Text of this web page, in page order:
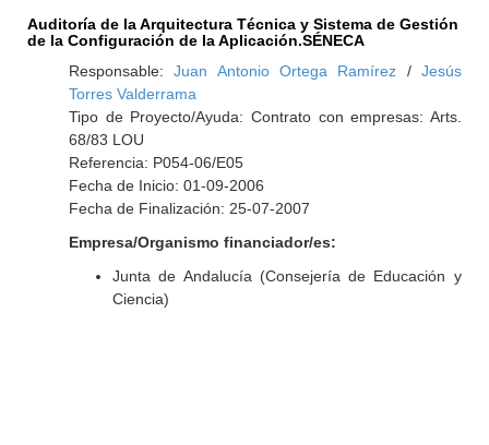
Auditoría de la Arquitectura Técnica y Sistema de Gestión
de la Configuración de la Aplicación.SÉNECA
Responsable:Juan Antonio Ortega Ramírez / Jesús
Torres Valderrama
Tipo de Proyecto/Ayuda: Contrato con empresas: Arts.
68/83 LOU
Referencia: P054-06/E05
Fecha de Inicio: 01-09-2006
Fecha de Finalización: 25-07-2007
Empresa/Organismo financiador/es:
Junta de Andalucía (Consejería de Educación y
Ciencia)